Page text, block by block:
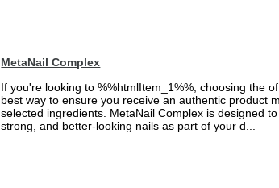
MetaNail Complex
If you're looking to %%htmlItem_1%%, choosing the
best way to ensure you receive an authentic product
selected ingredients. MetaNail Complex is designed
strong, and better-looking nails as part of your d...